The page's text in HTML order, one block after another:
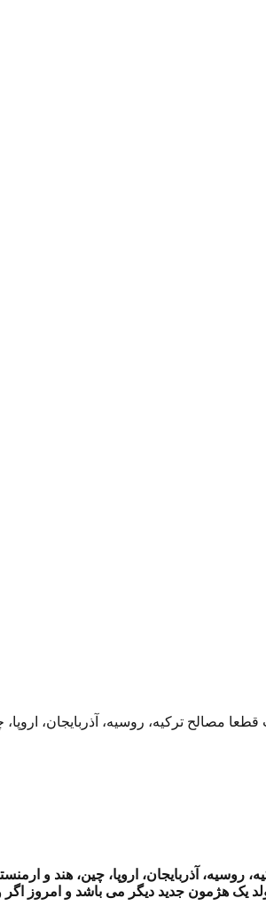
مصالح ترکیه، روسیه، آذربایجان،
روسیه، آذربایجان، اروپا، چین، هند و
هژمون جدید دیگر می باشد و امروز اگر